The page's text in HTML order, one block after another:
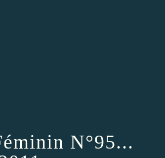
N°95...